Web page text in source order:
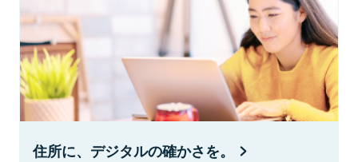
住所に、デジタルの確かさを。